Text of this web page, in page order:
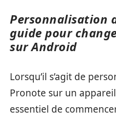
Personnalisation
guide pour
sur Android
Lorsqu’il s’agit de
Pronote sur un
essentiel de